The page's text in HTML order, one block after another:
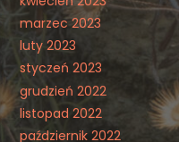
marzec 2023
luty 2023
styczeń 2023
grudzień 2022
listopad 2022
październik 2022